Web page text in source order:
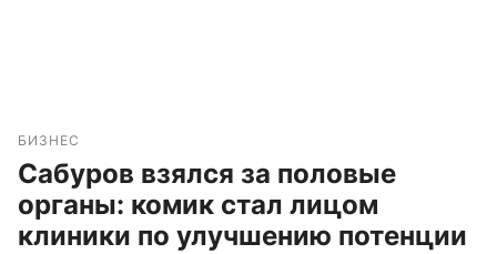
БИЗНЕС
Сабуров взялся за половые
органы: комик стал лицом
клиники по улучшению потенции